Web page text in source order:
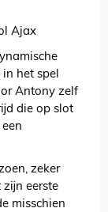
het spel
Antony zelf
die op slot
zeker
eerste
misschien